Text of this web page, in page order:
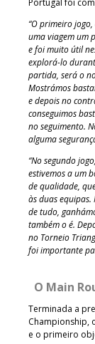
Portugal foi
“O primeiro
uma viagem um
e foi muito útil
explorá-lo
partida, será o
Mostrámos
e depois no
conseguimos
no seguimento.
alguma
“No segundo
estivemos a um
de qualidade,
às duas equipas.
de tudo,
também o é.
no Torneio
foi importante
O Main
Terminada a
Championship,
e o primeiro